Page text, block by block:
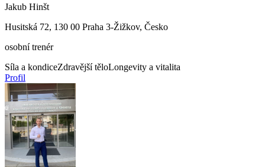
Jakub Hinšt
Husitská 72, 130 00 Praha 3-Žižkov, Česko
osobní trenér
Síla a kondiceZdravější těloLongevity a vitalita
Profil